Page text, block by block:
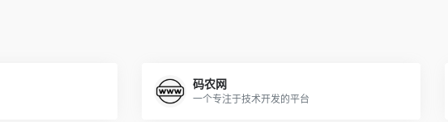
码农网
一个专注于技术开发的平台